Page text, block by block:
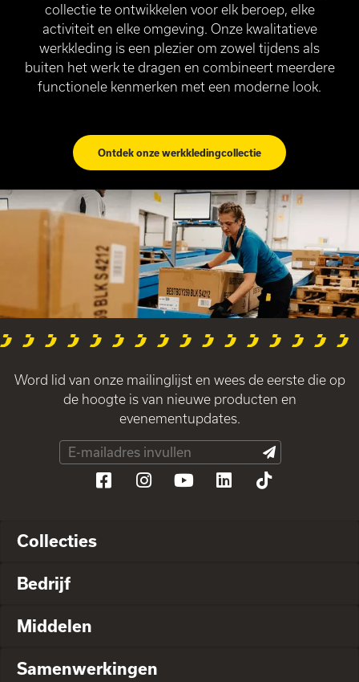
collectie te ontwikkelen voor elk beroep, elke
activiteit en elke omgeving. Onze kwalitatieve
werkkleding is een plezier om zowel tijdens als
buiten het werk te dragen en combineert meerdere
functionele kenmerken met een moderne look.
Ontdek onze werkkledingcollectie
Word lid van onze mailinglijst en wees de eerste die op
de hoogte is van nieuwe producten en
evenementupdates.
Collecties
Bedrijf
Middelen
Samenwerkingen